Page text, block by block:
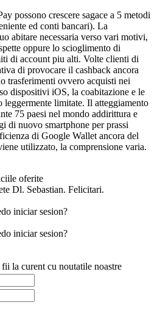
possono crescere sagace a 5 metodi
ed conti bancari). La
abitare necessaria verso vari motivi,
oppure lo scioglimento di
di account piu alti. Volte clienti di
di provocare il cashback ancora
trasferimenti ovvero acquisti nei
dispositivi iOS, la coabitazione e le
leggermente limitate. Il atteggiamento
75 paesi nel mondo addirittura e
di nuovo smartphone per prassi
di Google Wallet ancora del
utilizzato, la comprensione varia.
oferite
Dl. Sebastian. Felicitari.
iniciar sesion?
iniciar sesion?
la curent cu noutatile noastre